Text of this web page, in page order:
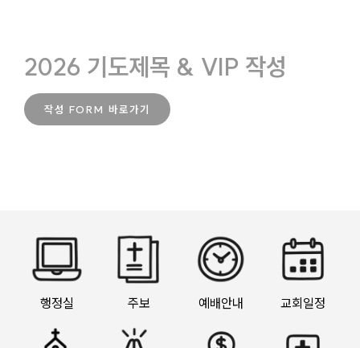
2026 기도제목 & VIP 작성
작성 FORM 바로가기
행정실 주보 예배안내 교회일정